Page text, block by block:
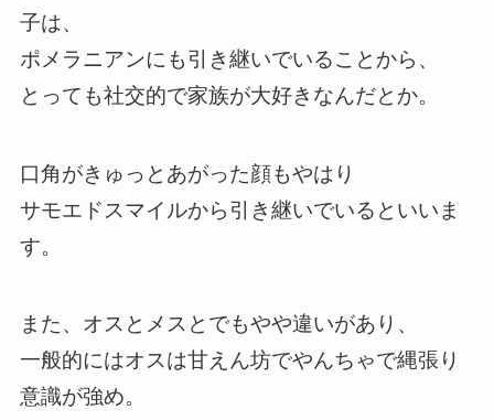
子は、
ポメラニアンにも引き継いでいることから、
とっても社交的で家族が大好きなんだとか。
口角がきゅっとあがった顔もやはり
サモエドスマイルから引き継いでいるといいま
す。
また、オスとメスとでもやや違いがあり、
一般的にはオスは甘えん坊でやんちゃで縄張り
意識が強め。